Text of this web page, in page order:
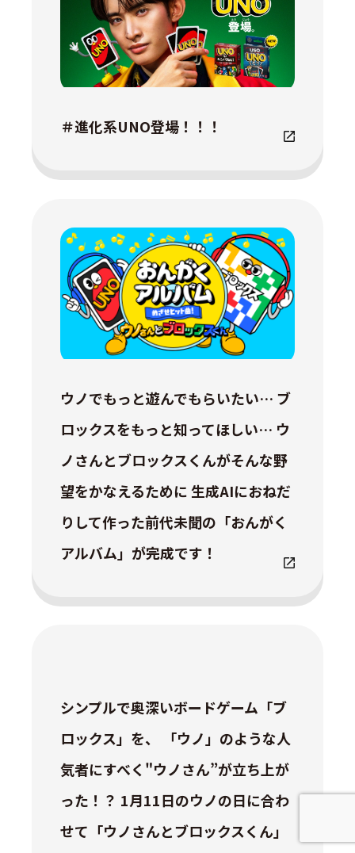
＃進化系UNO登場！！！
ウノでもっと遊んでもらいたい… ブ
ロックスをもっと知ってほしい… ウ
ノさんとブロックスくんがそんな野
望をかなえるために 生成AIにおねだ
りして作った前代未聞の「おんがく
アルバム」が完成です！
シンプルで奥深いボードゲーム「ブ
ロックス」を、 「ウノ」のような人
気者にすべく"ウノさん”が立ち上が
った！？ 1月11日のウノの日に合わ
せて「ウノさんとブロックスくん」